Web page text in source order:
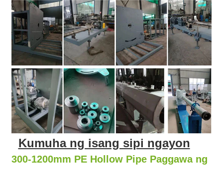
Kumuha ng isang sipi ngayon
300-1200mm PE Hollow Pipe Paggawa ng